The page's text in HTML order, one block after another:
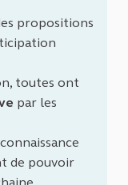
propositions
toutes ont
par les
de pouvoir